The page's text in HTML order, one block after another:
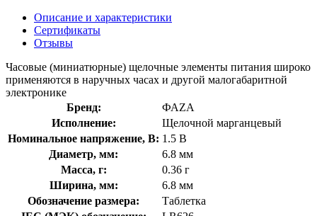
Описание и характеристики
Сертификаты
Отзывы
Часовые (миниатюрные) щелочные элементы питания широко
применяются в наручных часах и другой малогабаритной
электронике
Бренд:
ФАZА
Исполнение:
Щелочной марганцевый
Номинальное напряжение, В: 1.5 В
Диаметр, мм:
6.8 мм
Масса, г:
0.36 г
Ширина, мм:
6.8 мм
Обозначение размера:
Таблетка